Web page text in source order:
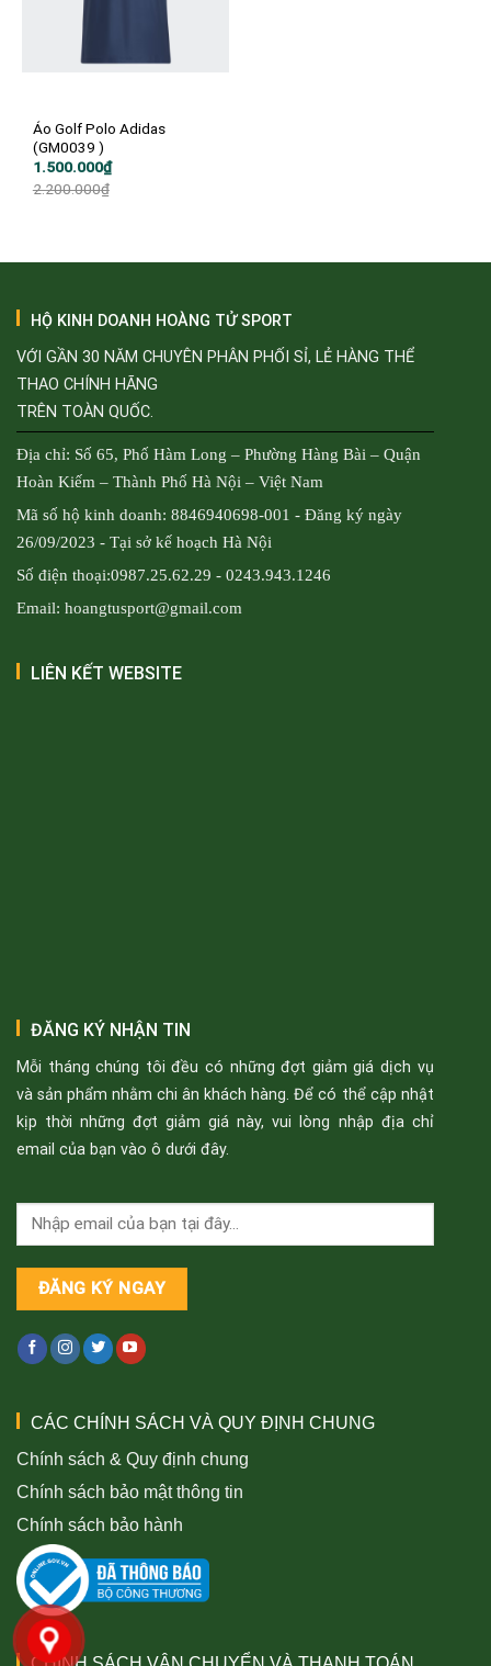
Áo Golf Polo Adidas
(GM0039 )
2.200.000₫
Giá
gốc
là:
1.500.000₫
Giá
hiện
tại
HỘ KINH DOANH HOÀNG TỬ SPORT
VỚI GẦN 30 NĂM CHUYÊN PHÂN PHỐI SỈ, LẺ HÀNG THỂ
THAO CHÍNH HÃNG
TRÊN TOÀN QUỐC.
Địa chỉ: Số 65, Phố Hàm Long – Phường Hàng Bài – Quận
Hoàn Kiếm – Thành Phố Hà Nội – Việt Nam
Mã số hộ kinh doanh: 8846940698-001 - Đăng ký ngày
26/09/2023 - Tại sở kế hoạch Hà Nội
Số điện thoại:0987.25.62.29 - 0243.943.1246
Email: hoangtusport@gmail.com
LIÊN KẾT WEBSITE
ĐĂNG KÝ NHẬN TIN
Mỗi tháng chúng tôi đều có những đợt giảm giá dịch vụ
và sản phẩm nhằm chi ân khách hàng. Để có thể cập nhật
kịp thời những đợt giảm giá này, vui lòng nhập địa chỉ
email của bạn vào ô dưới đây.
CÁC CHÍNH SÁCH VÀ QUY ĐỊNH CHUNG
Chính sách & Quy định chung
Chính sách bảo mật thông tin
Chính sách bảo hành